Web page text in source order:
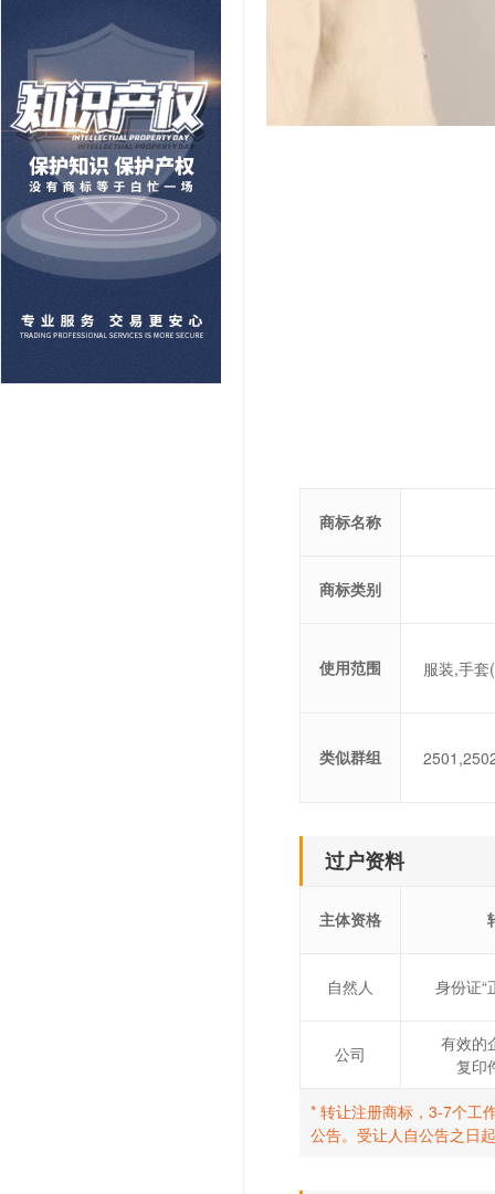
商标名称
商标类别
使用范围 服装,手
类似群组
过户资料
主体资格
自然人 身份证“
公司
有效的
复印
* 转让注册商标，3-7个工
公告。受让人自公告之日